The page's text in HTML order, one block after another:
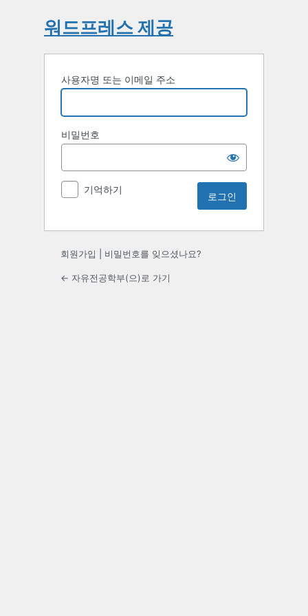
워드프레스 제공
사용자명 또는 이메일 주소
비밀번호
기억하기
회원가입 비밀번호를 잊으셨나요?
← 자유전공학부(으)로 가기